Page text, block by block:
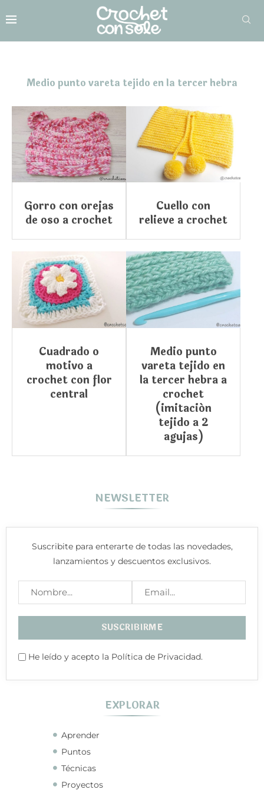
Medio punto vareta tejido en la tercer hebra
Gorro con orejas
de oso a crochet
Cuello con
relieve a crochet
Cuadrado o
motivo a
crochet con flor
central
Medio punto
vareta tejido en
la tercer hebra a
crochet
(imitación
tejido a 2
agujas)
NEWSLETTER
Suscribite para enterarte de todas las novedades,
lanzamientos y descuentos exclusivos.
He leído y acepto la Política de Privacidad.
EXPLORAR
Aprender
Puntos
Técnicas
Proyectos